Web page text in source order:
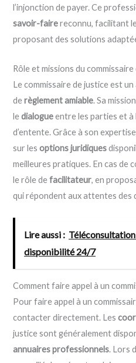
l’injonction de payer. Ce
savoir-fairereconnu, facilitant
proposant des solutions
Rôle et missions du
Le commissaire de justice est
derèglement amiable. Sa
ledialogueentre les parties et
d’entente. Grâce à son
sur lesoptions juridiques
meilleures pratiques. En cas de
le rôle defacilitateur, en
qui répondent aux attentes des
Lire aussi :
disponibilité 24/7
Comment faire appel à un
Pour faire appel à un
contacter directement. Les
justice sont généralement
annuaires professionnels. Lors